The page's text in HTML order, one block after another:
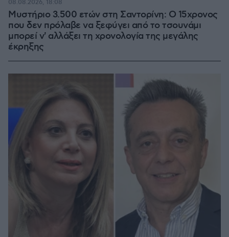
Μυστήριο 3.500 ετών στη Σαντορίνη: Ο 15χρονος
που δεν πρόλαβε να ξεφύγει από το τσουνάμι
μπορεί ν' αλλάξει τη χρονολογία της μεγάλης
έκρηξης
08.08.2026, 18:08